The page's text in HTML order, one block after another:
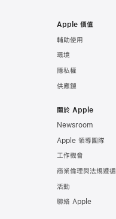
Apple 價值
輔助使用
環境
隱私權
供應鏈
關於 Apple
Newsroom
Apple 領導團隊
工作機會
商業倫理與法規遵循
活動
聯絡 Apple